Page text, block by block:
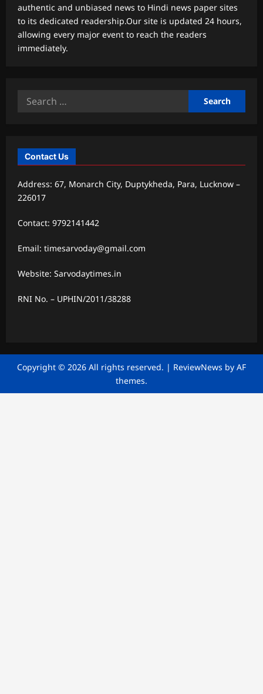
authentic and unbiased news to Hindi news paper sites
to its dedicated readership.Our site is updated 24 hours,
allowing every major event to reach the readers
immediately.
Search
Contact Us
Address: 67, Monarch City, Duptykheda, Para, Lucknow –
226017
Contact: 9792141442
Email: timesarvoday@gmail.com
Website: Sarvodaytimes.in
RNI No. – UPHIN/2011/38288
Copyright © 2026 All rights reserved. | ReviewNews by AF
themes.